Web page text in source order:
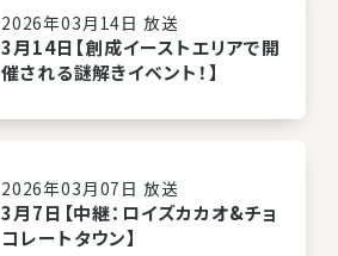
2026年03月14日 放送
3月14日【創成イーストエリアで開
催される謎解きイベント！】
2026年03月07日 放送
3月7日【中継：ロイズカカオ&チョ
コレートタウン】